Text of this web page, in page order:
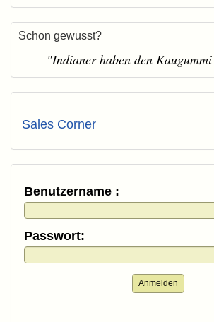
Schon gewusst?
"Indianer haben den
Sales Corner
Benutzername :
Passwort:
Anmelden